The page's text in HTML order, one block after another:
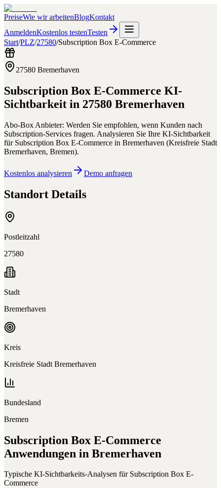
PreiseWie wir arbeitenBlogKontakt
AnmeldenKostenlos testenTesten
Start/PLZ/27580/Subscription Box E-Commerce
27580 Bremerhaven
Subscription Box E-Commerce KI-
Sichtbarkeit in 27580 Bremerhaven
Abo-Box Anbieter: Werden Sie empfohlen, wenn Kunden nach
Subscription-Services fragen. Analysieren Sie Ihre KI-Sichtbarkeit
für Subscription Box E-Commerce in Bremerhaven (Kreisfreie Stadt
Bremerhaven, Bremen).
Kostenlos analysieren Demo anfragen
Standort Details
Postleitzahl
27580
Stadt
Bremerhaven
Kreis
Kreisfreie Stadt Bremerhaven
Bundesland
Bremen
Subscription Box E-Commerce
Anwendungen in Bremerhaven
Typische KI-Sichtbarkeits-Analysen für Subscription Box E-
Commerce